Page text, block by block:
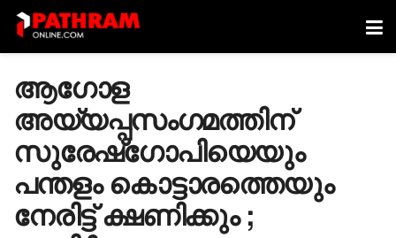
ആഗോള
അയ്യപ്പസംഗമത്തിന്
സുരേഷ്‌ഗോപിയെയും
പന്തളം കൊട്ടാരത്തെയും
നേരിട്ട് ക്ഷണിക്കും ;